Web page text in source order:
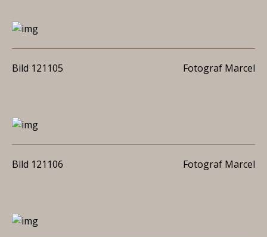
Bild 121105 Fotograf Marcel
Bild 121106 Fotograf Marcel